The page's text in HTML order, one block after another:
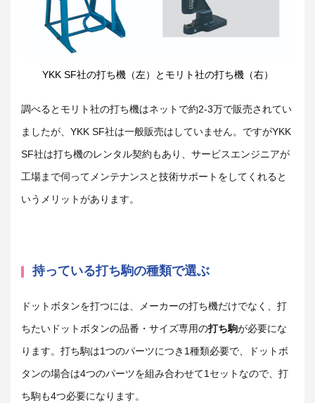
YKK SF社の打ち機（左）とモリト社の打ち機（右）
調べるとモリト社の打ち機はネットで約2-3万で販売されてい
ましたが、YKK SF社は一般販売はしていません。ですがYKK
SF社は打ち機のレンタル契約もあり、サービスエンジニアが
工場まで伺ってメンテナンスと技術サポートをしてくれると
いうメリットがあります。
持っている打ち駒の種類で選ぶ
ドットボタンを打つには、メーカーの打ち機だけでなく、打
ちたいドットボタンの品番・サイズ専用の打ち駒が必要にな
ります。打ち駒は1つのパーツにつき1種類必要で、ドットボ
タンの場合は4つのパーツを組み合わせて1セットなので、打
ち駒も4つ必要になります。